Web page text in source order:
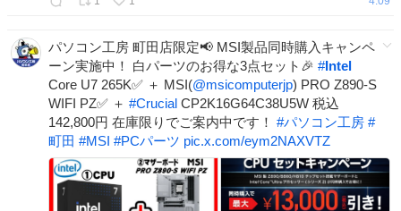
パソコン工房 町田店限定📢 MSI製品同時購入キャンペ
ーン実施中！ 白パーツのお得な3点セット🎉 #Intel
Core U7 265K✅ ＋ MSI(@msicomputerjp) PRO Z890-S
WIFI PZ✅ ＋ #Crucial CP2K16G64C38U5W 税込
142,800円 在庫限りでご案内中です！ #パソコン工房 #
町田 #MSI #PCパーツ pic.x.com/eym2NAXVTZ